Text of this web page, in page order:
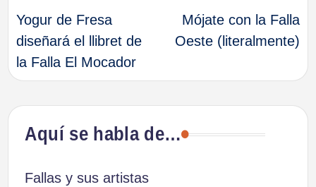
de
entradas
Yogur de Fresa
diseñará el llibret de
la Falla El Mocador
Mójate con la Falla
Oeste (literalmente)
Aquí se habla de…
Fallas y sus artistas